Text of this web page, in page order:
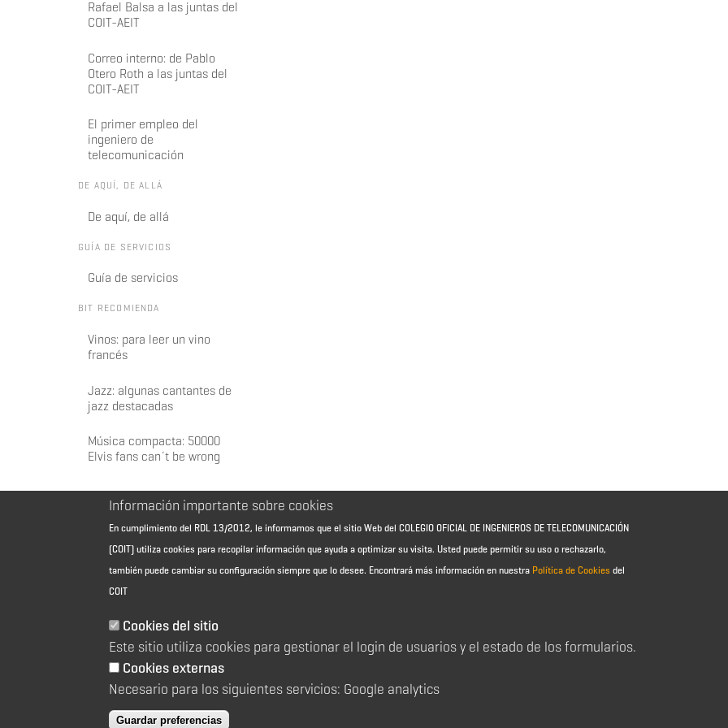
Rafael Balsa a las juntas del
COIT-AEIT
Correo interno: de Pablo
Otero Roth a las juntas del
COIT-AEIT
El primer empleo del
ingeniero de
telecomunicación
DE AQUÍ, DE ALLÁ
De aquí, de allá
GUÍA DE SERVICIOS
Guía de servicios
BIT RECOMIENDA
Vinos: para leer un vino
francés
Jazz: algunas cantantes de
jazz destacadas
Música compacta: 50000
Elvis fans can´t be wrong
Contacto
Política de cookies
Política de reembolso
Información importante sobre cookies
En cumplimiento del RDL 13/2012, le informamos que el sitio Web del COLEGIO OFICIAL DE INGENIEROS DE TELECOMUNICACIÓN
(COIT) utiliza cookies para recopilar información que ayuda a optimizar su visita. Usted puede permitir su uso o rechazarlo,
también puede cambiar su configuración siempre que lo desee. Encontrará más información en nuestra Política de Cookies del
COIT
Cookies del sitio
Este sitio utiliza cookies para gestionar el login de usuarios y el estado de los formularios.
Cookies externas
Necesario para los siguientes servicios: Google analytics
Guardar preferencias